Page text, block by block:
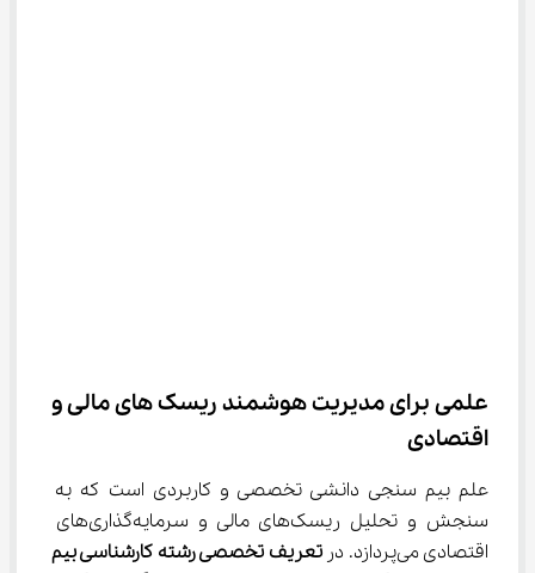
علمی برای مدیریت هوشمند ریسک ‌های مالی و
اقتصادی
علم بیم سنجی دانشی تخصصی و کاربردی است که به
سنجش و تحلیل ریسک‌های مالی و سرمایه‌گذاری‌های
اقتصادی می‌پردازد. در
تعریف تخصصی رشته کارشناسی بیم